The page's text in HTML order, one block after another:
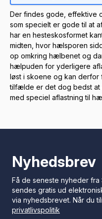
Der findes gode, effektive
som specielt er gode til at
har en hesteskosformet
midten, hvor hælsporen
op omkring hælbenet og
hælpuden for yderligere
løst i skoene og kan derfor
tilfælde er det dog bedst
med speciel aflastning til
Nyhedsbrev
Få de seneste nyheder
sendes gratis ud
via nyhedsbrevet. Når du
privatlivspolitik